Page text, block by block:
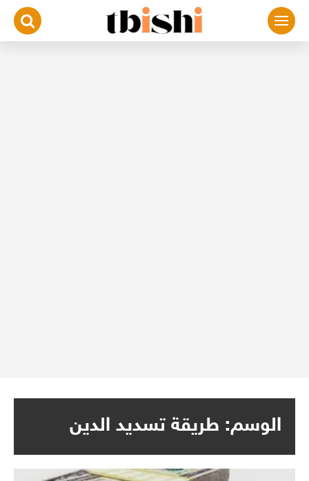
التجاوز
المحتوى
الوسم: طريقة تسديد الدين